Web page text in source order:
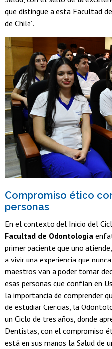
que distingue a esta Facultad
de Chile”.
Compromiso ético
personas
En el contexto del Inicio del
Facultad de Odontología
primer paciente que uno
a vivir una experiencia que
maestros van a poder tomar
esas personas que confían en
la importancia de comprender
de estudiar Ciencias, la
un Ciclo de tres años, donde
Dentistas, con el compromiso
está en sus manos la Salud de